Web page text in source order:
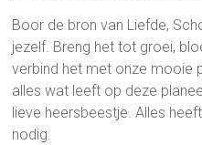
Boor de bron van Liefde,
jezelf. Breng het tot groei,
verbind het met onze mooie
alles wat leeft op deze
lieve heersbeestje. Alles
nodig.